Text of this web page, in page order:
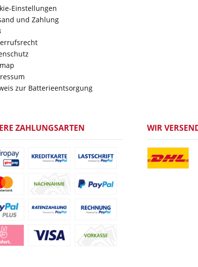
Einstellungen
und Zahlung
zur Batterieentsorgung
ZAHLUNGSARTEN WIR